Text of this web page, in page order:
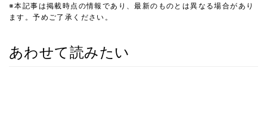
※本記事は掲載時点の情報であり、最新のものとは異なる場合があり
ます。予めご了承ください。
あわせて読みたい